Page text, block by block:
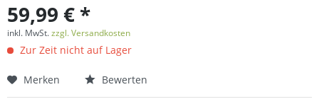
59,99 € *
inkl. MwSt.zzgl. Versandkosten
Zur Zeit nicht auf Lager
Merken Bewerten